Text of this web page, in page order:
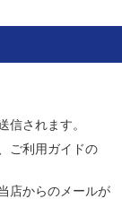
信されます。
ご利用ガイドの
店からのメールが